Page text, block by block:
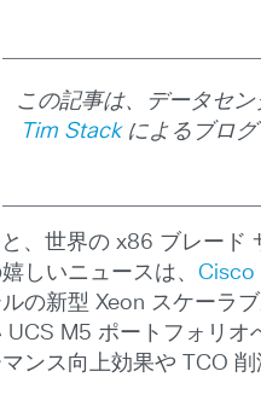
この記事は、データセ
Tim Stackによるブログ
、世界の x86 ブレード
しいニュースは、Cisco
の新型 Xeon スケーラ
UCS M5 ポートフォリオ
ンス向上効果や TCO